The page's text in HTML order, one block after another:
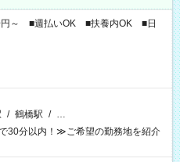
円～ ■週払いOK ■扶養内OK ■日
/ 鶴橋駅 / …
30分以内！≫ご希望の勤務地を紹介